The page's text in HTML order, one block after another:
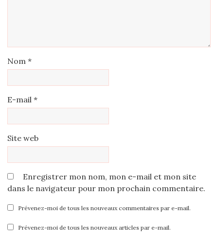
Nom *
E-mail *
Site web
Enregistrer mon nom, mon e-mail et mon site
dans le navigateur pour mon prochain commentaire.
Prévenez-moi de tous les nouveaux commentaires par e-mail.
Prévenez-moi de tous les nouveaux articles par e-mail.